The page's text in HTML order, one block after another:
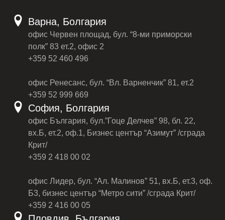
Варна, Болгария
офис Червен площад, бул. “8-ми приморски
полк” 83 ет.2, офис 2
+359 52 460 496
офис Ренесанс, бул. “Вл. Варненчик” 81, ет.2
+359 52 999 669
София, Болгария
офис България, бул.”Гоце Делчев” 98, бл. 22,
вх.Б, ет.2, оф.1, Бизнес център “Азимут” /сграда
Крит/
+359 2 418 00 02
офис Лидер, бул. “Ал. Малинов” 51, вх.Б, ет.3, оф.
Б3, бизнес център “Метро сити” /сграда Крит/
+359 2 416 00 05